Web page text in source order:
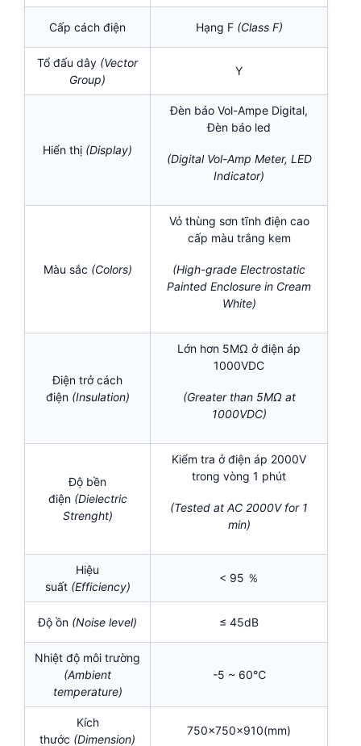
Cấp cách điện Hạng F (Class F)
Tổ đấu dây (Vector
Group)
Y
Hiển thị (Display)
Đèn báo Vol-Ampe Digital,
Đèn báo led
(Digital Vol-Amp Meter, LED
Indicator)
Màu sắc (Colors)
Vỏ thùng sơn tĩnh điện cao
cấp màu trắng kem
(High-grade Electrostatic
Painted Enclosure in Cream
White)
Điện trở cách
điện (Insulation)
Lớn hơn 5MΩ ở điện áp
1000VDC
(Greater than 5MΩ at
1000VDC)
Độ bền
điện (Dielectric
Strenght)
Kiểm tra ở điện áp 2000V
trong vòng 1 phút
(Tested at AC 2000V for 1
min)
Hiệu
suất (Efficiency)
< 95 ％
Độ ồn (Noise level) ≤ 45dB
Nhiệt độ môi trường
(Ambient
temperature)
-5 ~ 60℃
Kích
thước (Dimension)
750x750x910(mm)